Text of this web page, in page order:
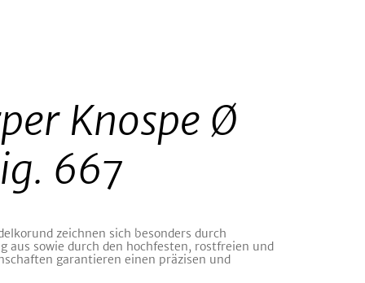
Knospe Ø
667
zeichnen sich besonders durch
aus sowie durch den hochfesten, rostfreien und
garantieren einen präzisen und